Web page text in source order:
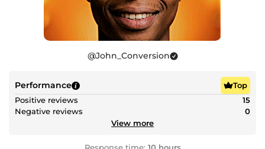
@John_Conversion
Performance
Top
Positive reviews
15
Negative reviews
0
View more